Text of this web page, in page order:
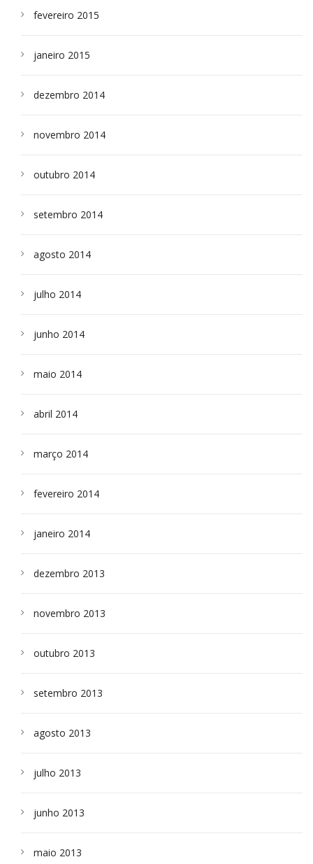
fevereiro 2015
janeiro 2015
dezembro 2014
novembro 2014
outubro 2014
setembro 2014
agosto 2014
julho 2014
junho 2014
maio 2014
abril 2014
março 2014
fevereiro 2014
janeiro 2014
dezembro 2013
novembro 2013
outubro 2013
setembro 2013
agosto 2013
julho 2013
junho 2013
maio 2013